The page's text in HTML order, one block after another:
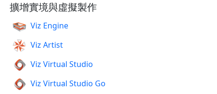
擴增實境與虛擬製作
Viz Engine
Viz Artist
Viz Virtual Studio
Viz Virtual Studio Go